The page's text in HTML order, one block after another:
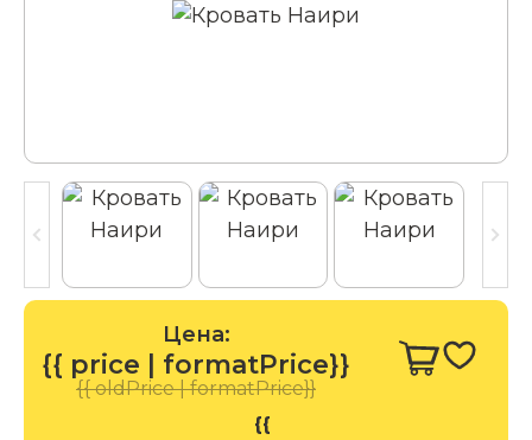
Цена:
{{ price | formatPrice}}
{{ oldPrice | formatPrice}}
{{